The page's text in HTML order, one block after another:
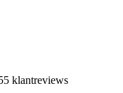
klantreviews